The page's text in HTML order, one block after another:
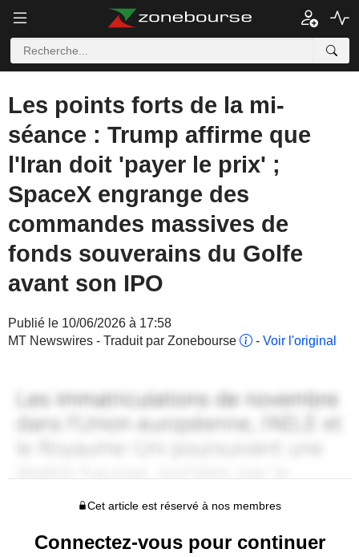
Les points forts de la mi-
séance : Trump affirme que
l'Iran doit 'payer le prix' ;
SpaceX engrange des
commandes massives de
fonds souverains du Golfe
avant son IPO
Publié le 10/06/2026 à 17:58
MT Newswires - Traduit par Zonebourse
- Voir l'original
Cet article est réservé à nos membres
Connectez-vous pour continuer